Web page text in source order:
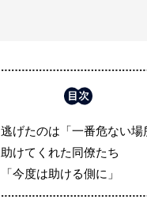
逃げたのは「一番危ない場
助けてくれた同僚たち
「今度は助ける側に」